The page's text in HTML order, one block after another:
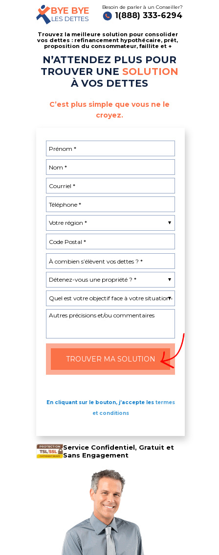
Besoin de parler à un Conseiller?
1(888) 333-6294
BYE BYE
LES DETTES
Trouvez la meilleure solution pour consolider
vos dettes : refinancement hypothécaire, prêt,
proposition du consommateur, faillite et +
N’ATTENDEZ PLUS POUR
TROUVER UNE SOLUTION
À VOS DETTES
C’est plus simple que vous ne le
croyez.
En cliquant sur le bouton, j’accepte les termes
et conditions
Service Confidentiel, Gratuit et
Sans Engagement